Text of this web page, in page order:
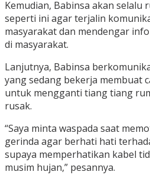
Kemudian, Babinsa akan selalu
seperti ini agar terjalin
masyarakat dan mendengar
di masyarakat.
Lanjutnya, Babinsa
yang sedang bekerja membuat
untuk mengganti tiang tiang
rusak.
“Saya minta waspada saat
gerinda agar berhati hati
supaya memperhatikan kabel
musim hujan,” pesannya.